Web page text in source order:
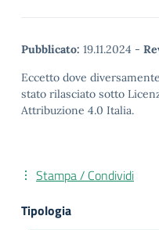
Pubblicato: 19.11.2024 -
Eccetto dove
stato rilasciato sotto
Attribuzione 4.0 Italia.
Stampa / Condividi
Tipologia